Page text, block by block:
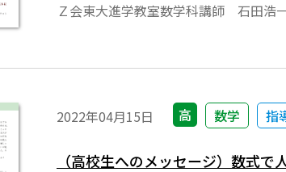
の「データの分析」の中ですでに具体
Ｚ会東大進学教室数学科講師 石田浩
2022年04月15日 高 数学 指
（高校生へのメッセージ）数式で